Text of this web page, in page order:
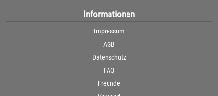
Informationen
Impressum
AGB
Datenschutz
FAQ
Freunde